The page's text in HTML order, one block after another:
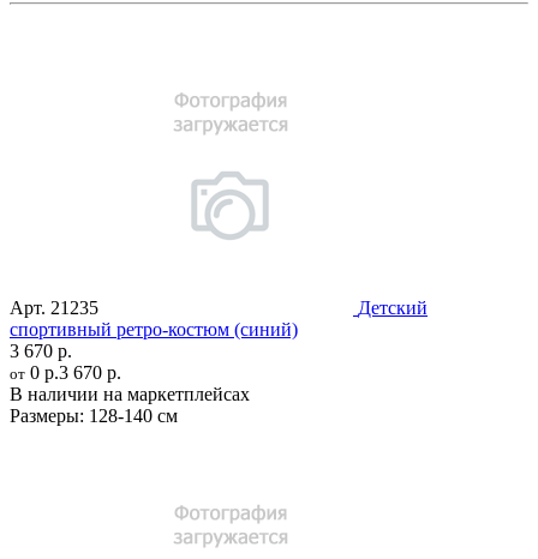
Арт. 21235
Детский
спортивный ретро-костюм (синий)
3 670 р.
от 0 р.3 670 р.
В наличии на маркетплейсах
Размеры: 128-140 см